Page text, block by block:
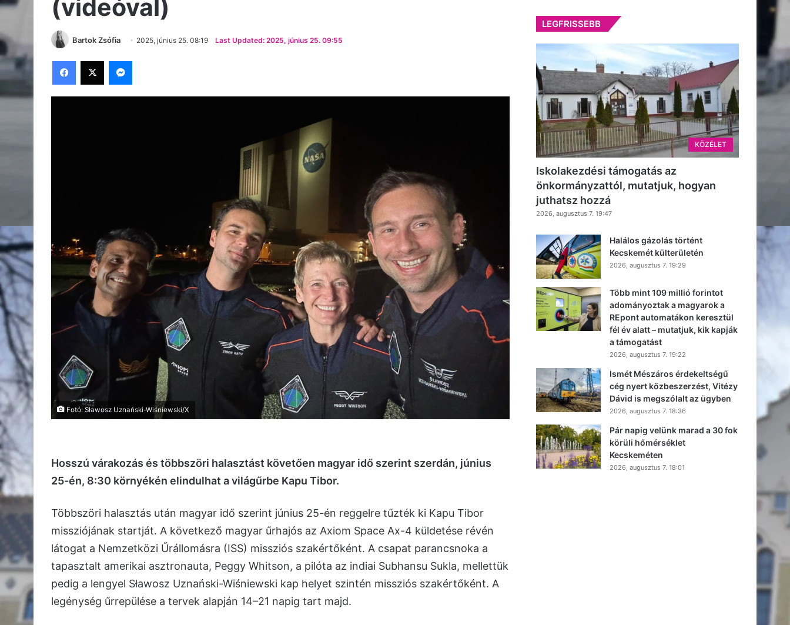
(videóval)
Bartok Zsófia 2025, június 25. 08:19 Last Updated: 2025, június 25. 09:55
Facebook
X Messenger
Fotó: Sławosz Uznański-Wiśniewski/X
Hosszú várakozás és többszöri halasztást követően magyar idő szerint szerdán, június
25-én, 8:30 környékén elindulhat a világűrbe Kapu Tibor.
Többszöri halasztás után magyar idő szerint június 25-én reggelre tűzték ki Kapu Tibor
missziójának startját. A következő magyar űrhajós az Axiom Space Ax-4 küldetése révén
látogat a Nemzetközi Űrállomásra (ISS) missziós szakértőként. A csapat parancsnoka a
tapasztalt amerikai asztronauta, Peggy Whitson, a pilóta az indiai Subhansu Sukla, mellettük
pedig a lengyel Sławosz Uznański-Wiśniewski kap helyet szintén missziós szakértőként. A
legénység űrrepülése a tervek alapján 14–21 napig tart majd.
LEGFRISSEBB
KÖZÉLET
Iskolakezdési támogatás az
önkormányzattól, mutatjuk, hogyan
juthatsz hozzá
2026, augusztus 7. 19:47
Halálos gázolás történt
Kecskemét külterületén
2026, augusztus 7. 19:29
Több mint 109 millió forintot
adományoztak a magyarok a
REpont automatákon keresztül
fél év alatt – mutatjuk, kik kapják
a támogatást
2026, augusztus 7. 19:22
Ismét Mészáros érdekeltségű
cég nyert közbeszerzést, Vitézy
Dávid is megszólalt az ügyben
2026, augusztus 7. 18:36
Pár napig velünk marad a 30 fok
körüli hőmérséklet
Kecskeméten
2026, augusztus 7. 18:01